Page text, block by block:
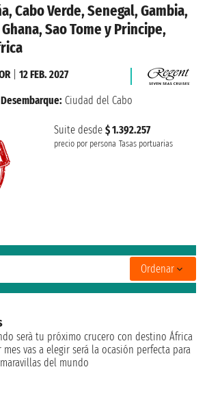
Cabo Verde, Senegal, Gambia,
Sao Tome y Principe,
Suite desde $ 1.392.257
precio por persona Tasas portuarias
| 12 FEB. 2027
Desembarque: Ciudad del Cabo
Ordenar
serà tu próximo crucero con destino África
vas a elegir será la ocasión perfecta para
del mundo